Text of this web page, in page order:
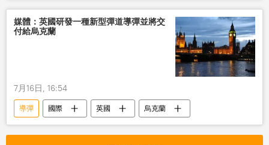
媒體：英國研發一種新型彈道導彈並將交
付給烏克蘭
7月16日, 16:54
導彈 國際 英國 烏克蘭